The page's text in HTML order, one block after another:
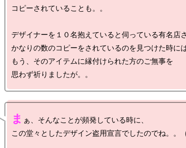
コピーされていることも。。
デザイナーを１０名抱えていると伺っている有名店
かなりの数のコピーをされているのを見つけた時には
もう、そのアイテムに縁付けられた方のご無事を
ま ぁ、そんなことが頻発している時に、
この堂々としたデザイン盗用宣言でしたのでね。。